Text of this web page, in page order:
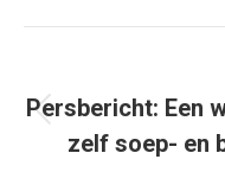
navigation
Persbericht: Een
zelf soep- en